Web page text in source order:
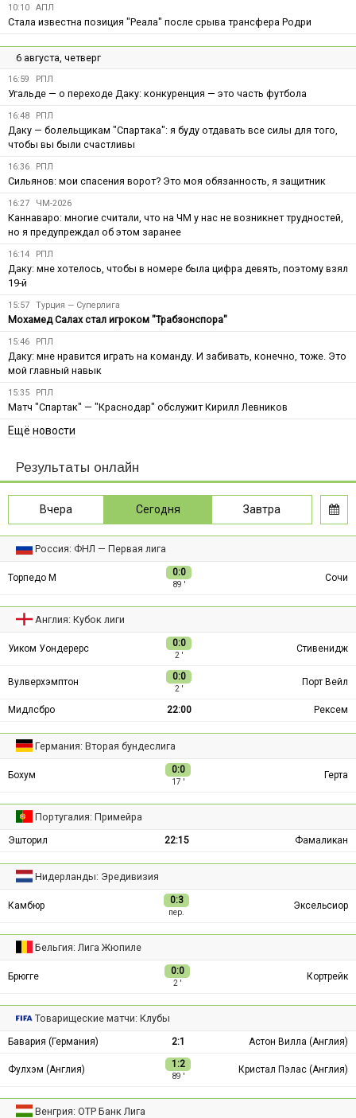
10:10 АПЛ
Стала известна позиция "Реала" после срыва трансфера Родри
6 августа, четверг
16:59 РПЛ
Угальде — о переходе Даку: конкуренция — это часть футбола
16:48 РПЛ
Даку — болельщикам "Спартака": я буду отдавать все силы для того,
чтобы вы были счастливы
16:36 РПЛ
Сильянов: мои спасения ворот? Это моя обязанность, я защитник
16:27 ЧМ-2026
Каннаваро: многие считали, что на ЧМ у нас не возникнет трудностей,
но я предупреждал об этом заранее
16:14 РПЛ
Даку: мне хотелось, чтобы в номере была цифра девять, поэтому взял
19-й
15:57 Турция — Суперлига
Мохамед Салах стал игроком "Трабзонспора"
15:46 РПЛ
Даку: мне нравится играть на команду. И забивать, конечно, тоже. Это
мой главный навык
15:35 РПЛ
Матч "Спартак" — "Краснодар" обслужит Кирилл Левников
Ещё новости
Результаты онлайн
Вчера Сегодня Завтра
Россия: ФНЛ — Первая лига
Торпедо М 0:0
89 ′
Сочи
Англия: Кубок лиги
Уиком Уондерерс 0:0
2 ′
Стивенидж
Вулверхэмптон 0:0
2 ′
Порт Вейл
Мидлсбро 22:00 Рексем
Германия: Вторая бундеслига
Бохум 0:0
17 ′
Герта
Португалия: Примейра
Эшторил 22:15 Фамаликан
Нидерланды: Эредивизия
Камбюр 0:3
пер.
Эксельсиор
Бельгия: Лига Жюпиле
Брюгге 0:0
2 ′
Кортрейк
Товарищеские матчи: Клубы
Бавария (Германия) 2:1 Астон Вилла (Англия)
Фулхэм (Англия) 1:2
89 ′
Кристал Пэлас (Англия)
Венгрия: ОТР Банк Лига